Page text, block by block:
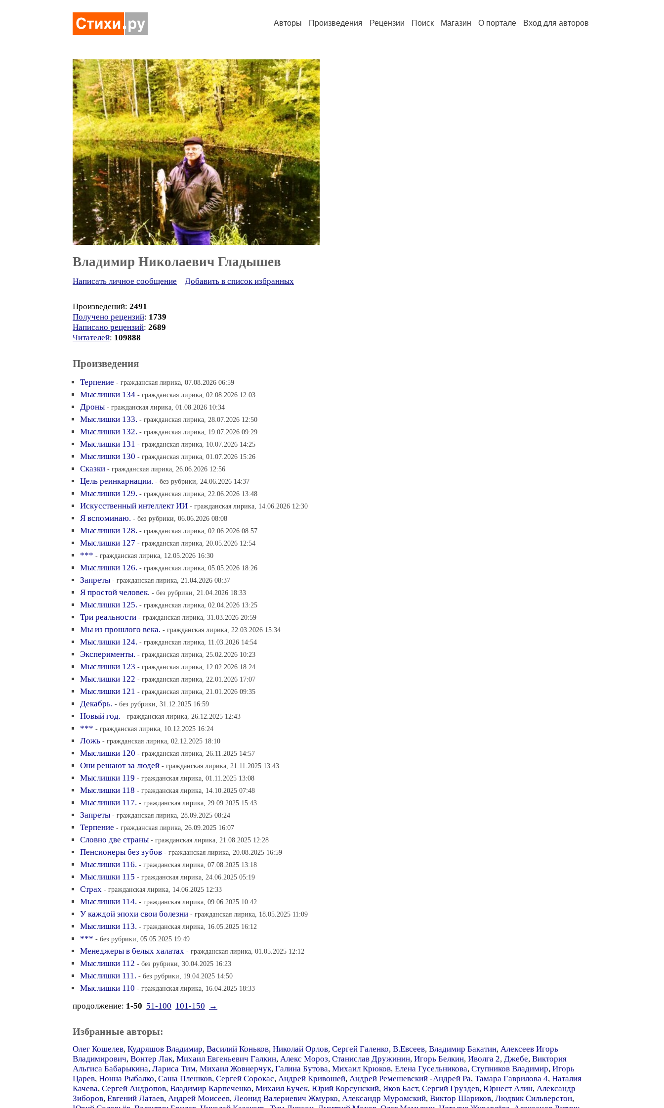
Авторы Произведения Рецензии Поиск Магазин О портале Вход для авторов
Владимир Николаевич Гладышев
Написать личное сообщение Добавить в список избранных
Произведений: 2491
Получено рецензий: 1739
Написано рецензий: 2689
Читателей: 109888
Произведения
Терпение - гражданская лирика, 07.08.2026 06:59
Мыслишки 134 - гражданская лирика, 02.08.2026 12:03
Дроны - гражданская лирика, 01.08.2026 10:34
Мыслишки 133. - гражданская лирика, 28.07.2026 12:50
Мыслишки 132. - гражданская лирика, 19.07.2026 09:29
Мыслишки 131 - гражданская лирика, 10.07.2026 14:25
Мыслишки 130 - гражданская лирика, 01.07.2026 15:26
Сказки - гражданская лирика, 26.06.2026 12:56
Цель реинкарнации. - без рубрики, 24.06.2026 14:37
Мыслишки 129. - гражданская лирика, 22.06.2026 13:48
Искусственный интеллект ИИ - гражданская лирика, 14.06.2026 12:30
Я вспоминаю. - без рубрики, 06.06.2026 08:08
Мыслишки 128. - гражданская лирика, 02.06.2026 08:57
Мыслишки 127 - гражданская лирика, 20.05.2026 12:54
*** - гражданская лирика, 12.05.2026 16:30
Мыслишки 126. - гражданская лирика, 05.05.2026 18:26
Запреты - гражданская лирика, 21.04.2026 08:37
Я простой человек. - без рубрики, 21.04.2026 18:33
Мыслишки 125. - гражданская лирика, 02.04.2026 13:25
Три реальности - гражданская лирика, 31.03.2026 20:59
Мы из прошлого века. - гражданская лирика, 22.03.2026 15:34
Мыслишки 124. - гражданская лирика, 11.03.2026 14:54
Эксперименты. - гражданская лирика, 25.02.2026 10:23
Мыслишки 123 - гражданская лирика, 12.02.2026 18:24
Мыслишки 122 - гражданская лирика, 22.01.2026 17:07
Мыслишки 121 - гражданская лирика, 21.01.2026 09:35
Декабрь. - без рубрики, 31.12.2025 16:59
Новый год. - гражданская лирика, 26.12.2025 12:43
*** - гражданская лирика, 10.12.2025 16:24
Ложь - гражданская лирика, 02.12.2025 18:10
Мыслишки 120 - гражданская лирика, 26.11.2025 14:57
Они решают за людей - гражданская лирика, 21.11.2025 13:43
Мыслишки 119 - гражданская лирика, 01.11.2025 13:08
Мыслишки 118 - гражданская лирика, 14.10.2025 07:48
Мыслишки 117. - гражданская лирика, 29.09.2025 15:43
Запреты - гражданская лирика, 28.09.2025 08:24
Терпение - гражданская лирика, 26.09.2025 16:07
Словно две страны - гражданская лирика, 21.08.2025 12:28
Пенсионеры без зубов - гражданская лирика, 20.08.2025 16:59
Мыслишки 116. - гражданская лирика, 07.08.2025 13:18
Мыслишки 115 - гражданская лирика, 24.06.2025 05:19
Страх - гражданская лирика, 14.06.2025 12:33
Мыслишки 114. - гражданская лирика, 09.06.2025 10:42
У каждой эпохи свои болезни - гражданская лирика, 18.05.2025 11:09
Мыслишки 113. - гражданская лирика, 16.05.2025 16:12
*** - без рубрики, 05.05.2025 19:49
Менеджеры в белых халатах - гражданская лирика, 01.05.2025 12:12
Мыслишки 112 - без рубрики, 30.04.2025 16:23
Мыслишки 111. - без рубрики, 19.04.2025 14:50
Мыслишки 110 - гражданская лирика, 16.04.2025 18:33
продолжение: 1-50 51-100 101-150 →
Избранные авторы:
Олег Кошелев, Кудряшов Владимир, Василий Коньков, Николай Орлов, Сергей Галенко, В.Евсеев, Владимир Бакатин, Алексеев Игорь
Владимирович, Вонтер Лак, Михаил Евгеньевич Галкин, Алекс Мороз, Станислав Дружинин, Игорь Белкин, Иволга 2, Джебе, Виктория
Альгиса Бабарыкина, Лариса Тим, Михаил Жовнерчук, Галина Бутова, Михаил Крюков, Елена Гусельникова, Ступников Владимир, Игорь
Царев, Нонна Рыбалко, Саша Плешков, Сергей Сорокас, Андрей Кривошей, Андрей Ремешевский -Андрей Ра, Тамара Гаврилова 4, Наталия
Качева, Сергей Андропов, Владимир Карпеченко, Михаил Бучек, Юрий Корсунский, Яков Баст, Сергий Груздев, Юрнест Алин, Александр
Зиборов, Евгений Латаев, Андрей Моисеев, Леонид Валериевич Жмурко, Александр Муромский, Виктор Шариков, Людвик Сильверстон,